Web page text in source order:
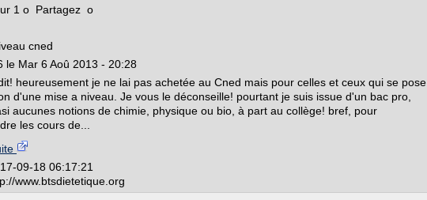
1 o Partagez o
cned
le Mar 6 Aoû 2013 - 20:28
heureusement je ne lai pas achetée au Cned mais pour celles et ceux qui se pose
d'une mise a niveau. Je vous le déconseille! pourtant je suis issue d'un bac pro,
aucunes notions de chimie, physique ou bio, à part au collège! bref, pour
les cours de...
09-18 06:17:21
www.btsdietetique.org